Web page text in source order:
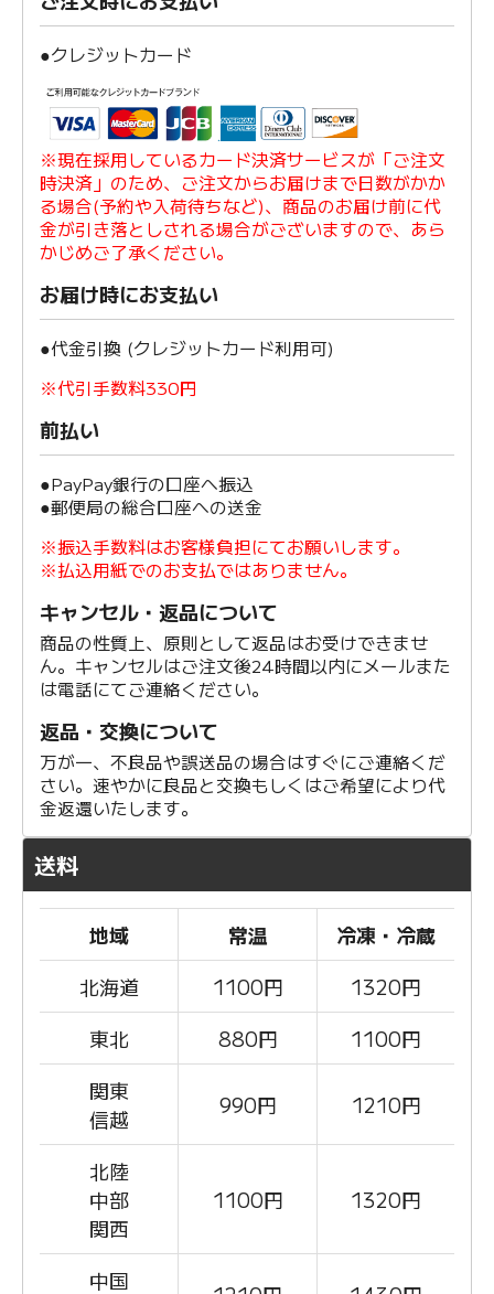
●クレジットカード
※現在採用しているカード決済サービスが「ご注文
時決済」のため、ご注文からお届けまで日数がかか
る場合(予約や入荷待ちなど)、商品のお届け前に代
金が引き落としされる場合がございますので、あら
かじめご了承ください。
お届け時にお支払い
●代金引換 (クレジットカード利用可)
※代引手数料330円
前払い
●PayPay銀行の口座へ振込
●郵便局の総合口座への送金
※振込手数料はお客様負担にてお願いします。
※払込用紙でのお支払ではありません。
キャンセル・返品について
商品の性質上、原則として返品はお受けできませ
ん。キャンセルはご注文後24時間以内にメールまた
は電話にてご連絡ください。
返品・交換について
万が一、不良品や誤送品の場合はすぐにご連絡くだ
さい。速やかに良品と交換もしくはご希望により代
金返還いたします。
送料
地域 常温
冷凍・冷蔵
北海道
1100円
1320円
東北
880円
1100円
関東
信越
990円 1210円
北陸
中部
関西
1100円 1320円
中国